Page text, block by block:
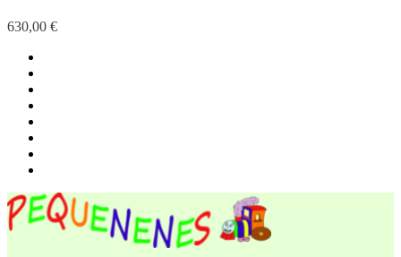
630,00 €